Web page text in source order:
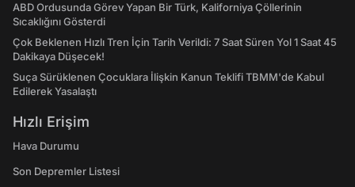
ABD Ordusunda Görev Yapan Bir Türk, Kaliforniya Çöllerinin
Sıcaklığını Gösterdi
Çok Beklenen Hızlı Tren İçin Tarih Verildi: 7 Saat Süren Yol 1 Saat 45
Dakikaya Düşecek!
Suça Sürüklenen Çocuklara İlişkin Kanun Teklifi TBMM'de Kabul
Edilerek Yasalaştı
Hızlı Erişim
Hava Durumu
Son Depremler Listesi